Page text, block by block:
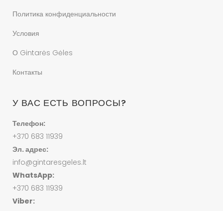
Политика конфиденциальности
Условия
О Gintarės Gėles
Контакты
У ВАС ЕСТЬ ВОПРОСЫ?
Телефон:
+370 683 11939
Эл. адрес:
info@gintaresgeles.lt
WhatsApp:
+370 683 11939
Viber: